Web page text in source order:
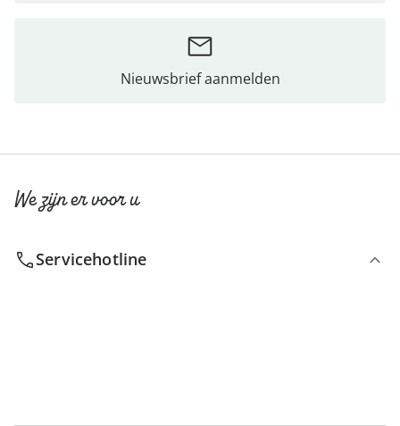
Nieuwsbrief aanmelden
We zijn er voor u
Servicehotline